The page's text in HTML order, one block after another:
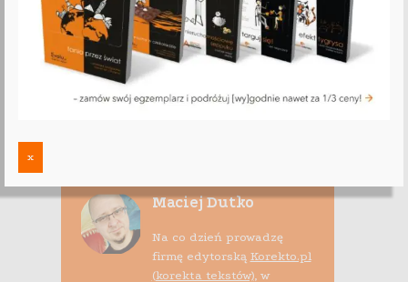
WYPRAWY
Wyprawa: Azja & S-ka 2025 [Gruzja, Indie,
39 minut czytania
Maciej Dutko
Na co dzień prowadzę
firmę edytorską Korekto.pl
(korekta tekstów), w
x